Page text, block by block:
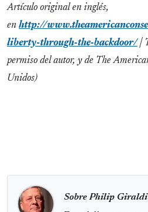
Artículo original en inglés,
en http://
liberty-through-the-backdoor/ |
permiso del autor, y de The
Unidos)
Sobre Philip Giraldi